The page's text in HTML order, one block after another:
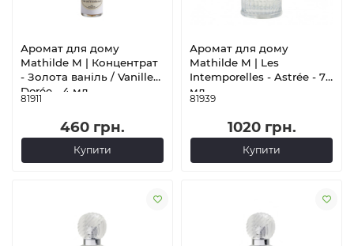
Аромат для дому
Mathilde M | Концентрат
- Золота ваніль / Vanille
Dorée - 4 мл
81911
460 грн.
Купити
Аромат для дому
Mathilde M | Les
Intemporelles - Astrée - 75
мл
81939
1020 грн.
Купити